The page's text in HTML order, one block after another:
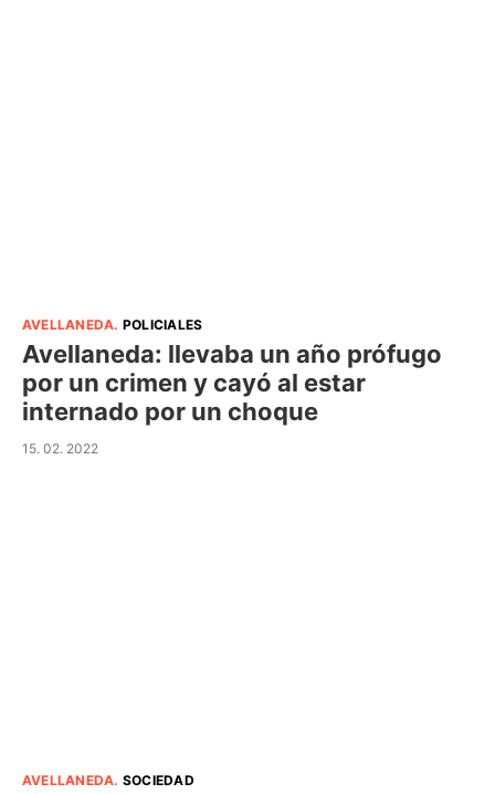
AVELLANEDA. POLICIALES
Avellaneda: llevaba un año prófugo
por un crimen y cayó al estar
internado por un choque
15. 02. 2022
AVELLANEDA. SOCIEDAD